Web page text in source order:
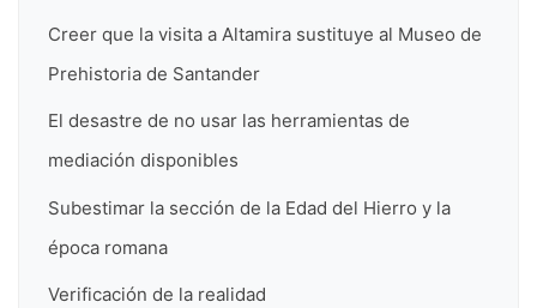
Creer que la visita a Altamira sustituye al Museo de
Prehistoria de Santander
El desastre de no usar las herramientas de
mediación disponibles
Subestimar la sección de la Edad del Hierro y la
época romana
Verificación de la realidad